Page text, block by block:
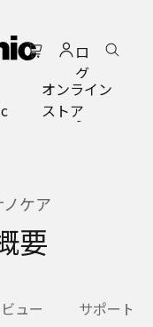
ロ
グ
イ
ン
オンライン
ストア
ケア
要
ュー サポート